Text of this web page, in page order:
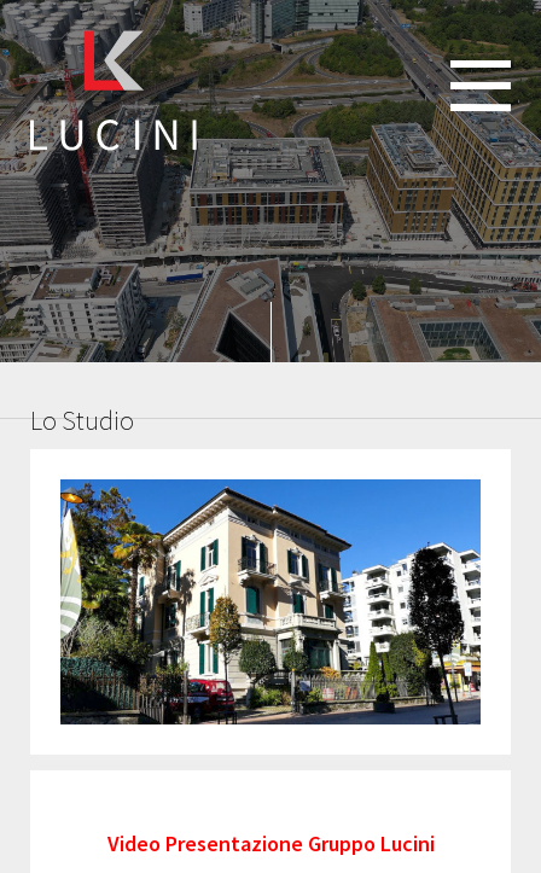
IT FR
scroll
Lo Studio
Video Presentazione Gruppo Lucini